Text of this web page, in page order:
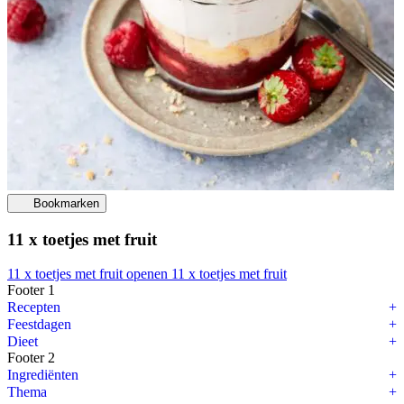
Bookmarken
11 x toetjes met fruit
11 x toetjes met fruit openen 11 x toetjes met fruit
10 handige kooktips
Vandaag deel ik
met jullie. Want in de keuken
Tip 1 Bakpapier nat maken
Voordat je bakpapier in de vorm doet is het handig om het papier
Footer 1
Recepten
Feestdagen
Dieet
Footer 2
Ingrediënten
Thema